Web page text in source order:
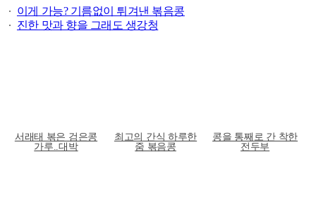
이게 가능? 기름없이 튀겨낸 볶음콩
진한 맛과 향을 그래도 생강청
서래태 볶은 검은콩
가루..대박
최고의 간식 하루한
줌 볶음콩
콩을 통째로 간 착한
전두부